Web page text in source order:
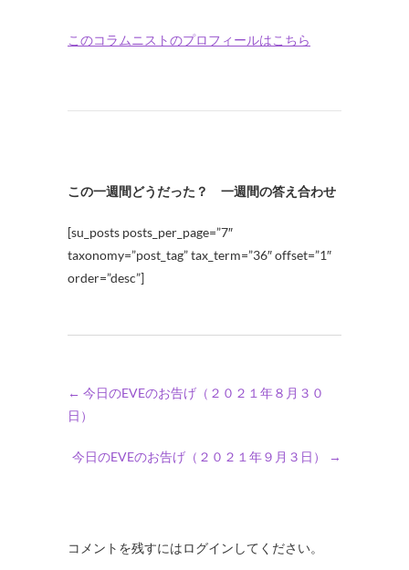
このコラムニストのプロフィールはこちら
この一週間どうだった？ 一週間の答え合わせ
[su_posts posts_per_page=”7″
taxonomy=”post_tag” tax_term=”36″ offset=”1″
order=”desc”]
← 今日のEVEのお告げ（２０２１年８月３０
日）
今日のEVEのお告げ（２０２１年９月３日） →
コメントを残すにはログインしてください。